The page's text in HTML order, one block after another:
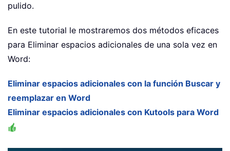
pulido.
En este tutorial le mostraremos dos métodos eficaces
para Eliminar espacios adicionales de una sola vez en
Word:
Eliminar espacios adicionales con la función Buscar y
reemplazar en Word
Eliminar espacios adicionales con Kutools para Word